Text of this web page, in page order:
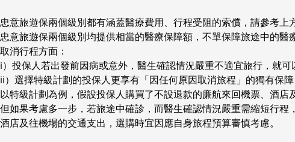
忠意旅遊保兩個級別都有涵蓋醫療費用、行程受阻的索償，請參考上
忠意旅遊保兩個級別均提供相當的醫療保障額，不單保障旅途中的
取消行程方面：
i）投保人若出發前因病或意外，醫生確認情況嚴重不適宜旅行，就可
ii）選擇特級計劃的投保人更享有「因任何原因取消旅程」的獨有保
以特級計劃為例，假設投保人購買了不設退款的廉航來回機票、酒
但如果考慮多一步，若旅途中確診，而醫生確認情況嚴重需縮短行
酒店及往機場的交通支出，選購時宜因應自身旅程預算審慎考慮。